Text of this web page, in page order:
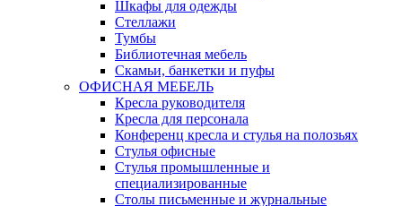
Шкафы для одежды
Стеллажи
Тумбы
Библиотечная мебель
Скамьи, банкетки и пуфы
ОФИСНАЯ МЕБЕЛЬ
Кресла руководителя
Кресла для персонала
Конференц кресла и стулья на полозьях
Стулья офисные
Стулья промышленные и
специализированные
Столы письменные и журнальные